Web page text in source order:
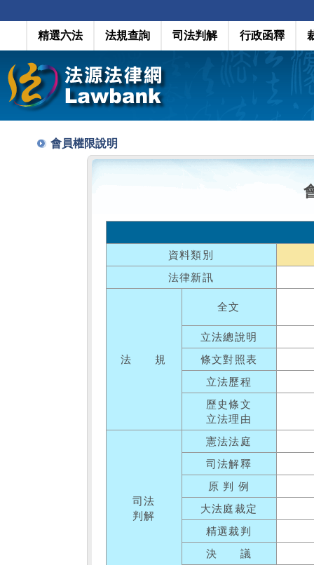
精選六法 法規查詢 司法判解 行政函釋
會員權限說明
資料類別
法律新訊
法 規
全文
立法總說明
條文對照表
立法歷程
歷史條文
立法理由
司法
判解
憲法法庭
司法解釋
原 判 例
大法庭裁定
精選裁判
決 議